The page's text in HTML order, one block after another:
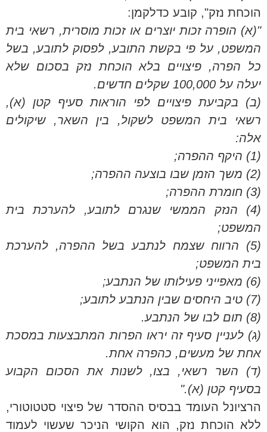
הוכחת נזק", קובע כדלקמן:
"(א) הופרה זכות יוצרים או זכות מוסרית, רשאי בית
המשפט, על פי בקשת התובע, לפסוק לתובע, בשל
כל הפרה, פיצויים בלא הוכחת נזק בסכום שלא
יעלה על 100,000 שקלים חדשים.
(ב) בקביעת פיצויים לפי הוראות סעיף קטן (א),
רשאי בית המשפט לשקול, בין השאר, שיקולים
אלה:
(1) היקף ההפרה;
(2) משך הזמן שבו בוצעה ההפרה;
(3) חומרת ההפרה;
(4) הנזק הממשי שנגרם לתובע, להערכת בית
המשפט;
(5) הרווח שצמח לנתבע בשל ההפרה, להערכת
בית המשפט;
(6) מאפייני פעילותו של הנתבע;
(7) טיב היחסים שבין הנתבע לתובע;
(8) תום לבו של הנתבע.
(ג) לעניין סעיף זה יראו הפרות המתבצעות במסכת
אחת של מעשים, כהפרה אחת.
(ד) השר רשאי, בצו, לשנות את הסכום הקבוע
בסעיף קטן (א)."
הרציונל העומד בבסיס ההסדר של פיצוי סטטוטורי,
ללא הוכחת נזק, הוא הקושי הניכר שעשוי לעמוד